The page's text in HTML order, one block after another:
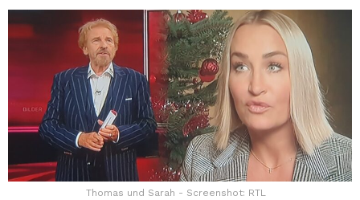
Thomas und Sarah - Screenshot: RTL